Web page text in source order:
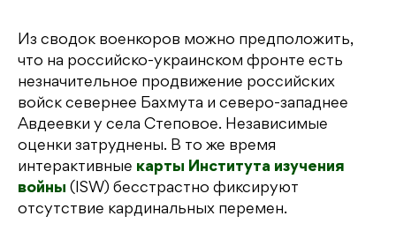
Из сводок военкоров можно предположить,
что на российско-украинском фронте есть
незначительное продвижение российских
войск севернее Бахмута и северо-западнее
Авдеевки у села Степовое. Независимые
оценки затруднены. В то же время
интерактивные карты Института изучения
войны (ISW) бесстрастно фиксируют
отсутствие кардинальных перемен.